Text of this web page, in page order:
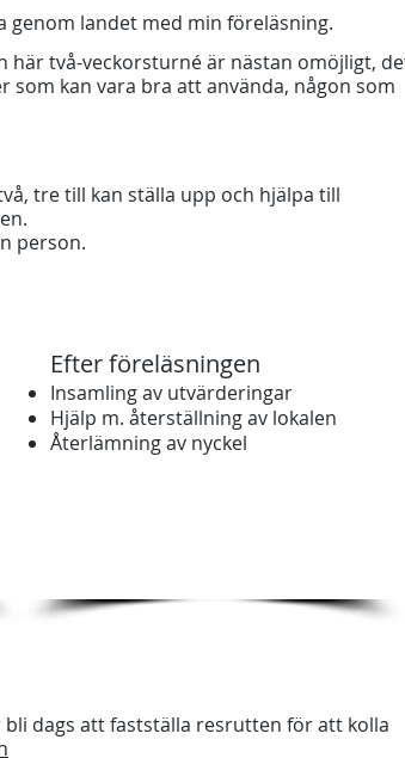
genom landet med min föreläsning.
här två-veckorsturné är nästan omöjligt,
som kan vara bra att använda, någon som
tre till kan ställa upp och hjälpa till
person.
Efter föreläsningen
Insamling av utvärderingar
Hjälp m. återställning av lokalen
Återlämning av nyckel
dags att fastställa resrutten för att kolla